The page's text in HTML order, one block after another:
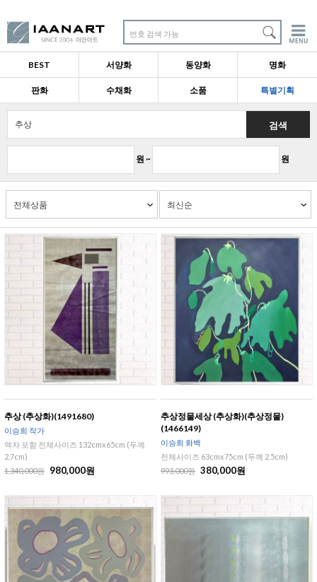
번호 검색 가능
BEST 서양화 동양화 명화
판화 수채화 소품 특별기획
원 ~ 원
검색
추상 (추상화)(1491680)
이승희 작가
액자 포함 전체사이즈 132cmx65cm (두께
2.7cm)
1,340,000원
980,000원
추상정물세상 (추상화)(추상정물)
(1466149)
이승희 화백
전체사이즈 63cmx75cm (두께 2.5cm)
993,000원 380,000원